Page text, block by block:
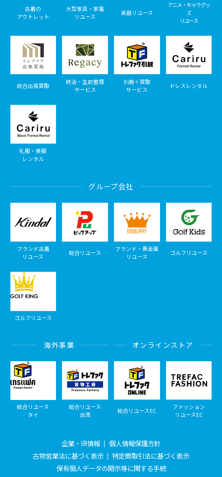
古着の
アウトレット
大型家具・家電
リユース
楽器リユース
アニメ・キャラグッ
ズ
リユース
総合出張買取
終活・生前整理
サービス
引越＋買取
サービス
ドレスレンタル
礼服・喪服
レンタル
グループ会社
ブランド古着
リユース
総合リユース
ブランド・貴金属
リユース
ゴルフリユース
ゴルフリユース
海外事業
総合リユース
タイ
総合リユース
台湾
オンラインストア
総合リユースEC
ファッション
リユースEC
企業・IR情報
個人情報保護方針
古物営業法に基づく表示
特定商取引法に基づく表示
保有個人データの開示等に関する手続